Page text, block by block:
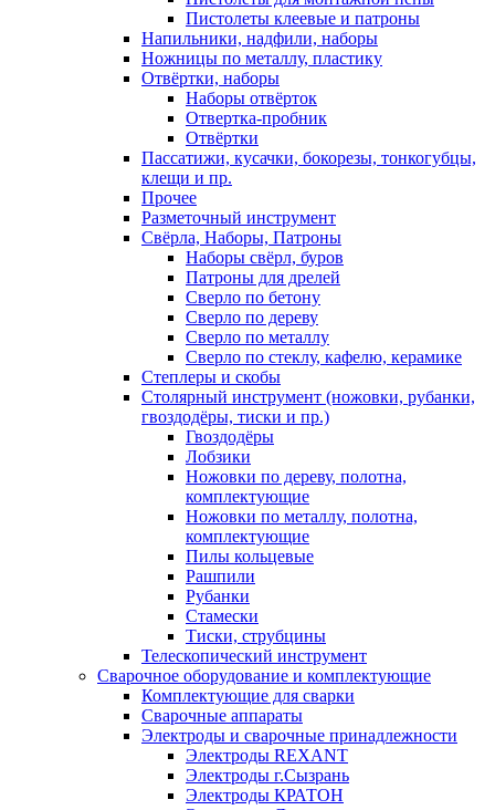
Пистолеты клеевые и патроны
Напильники, надфили, наборы
Ножницы по металлу, пластику
Отвёртки, наборы
Наборы отвёрток
Отвертка-пробник
Отвёртки
Пассатижи, кусачки, бокорезы, тонкогубцы,
клещи и пр.
Прочее
Разметочный инструмент
Свёрла, Наборы, Патроны
Наборы свёрл, буров
Патроны для дрелей
Сверло по бетону
Сверло по дереву
Сверло по металлу
Сверло по стеклу, кафелю, керамике
Степлеры и скобы
Столярный инструмент (ножовки, рубанки,
гвоздодёры, тиски и пр.)
Гвоздодёры
Лобзики
Ножовки по дереву, полотна,
комплектующие
Ножовки по металлу, полотна,
комплектующие
Пилы кольцевые
Рашпили
Рубанки
Стамески
Тиски, струбцины
Телескопический инструмент
Сварочное оборудование и комплектующие
Комплектующие для сварки
Сварочные аппараты
Электроды и сварочные принадлежности
Электроды REXANT
Электроды г.Сызрань
Электроды КРАТОН